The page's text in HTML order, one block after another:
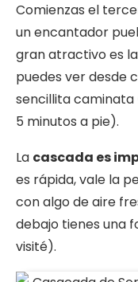
Comienzas el
un encantador
gran atractivo es la
puedes ver desde
sencillita
5 minutos a pie).
La cascada es
es rápida, vale la
con algo de aire
debajo tienes una
visité).